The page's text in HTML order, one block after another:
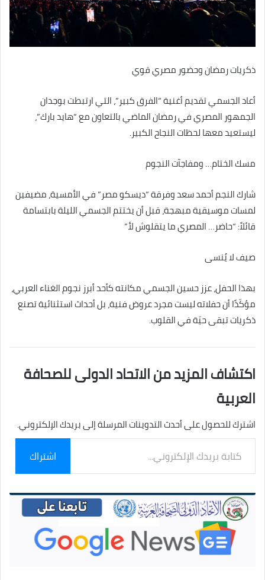
ذكريات رمضان وحضور مصري قوي
أعاد الجسمي تقديم أغنية “الفرق كبير”، التي ارتبطت بوجدان
الجمهور المصري في رمضان الماضي بالتعاون مع “هايد بارك”،
ليستعيد معها لحظات النجاح الكبير.
مسك الختام… ومفاجآت النجوم
شارك النجم أحمد سعد وفرقة “ديسكو مصر” في الأمسية، مضيفين
لمسات موسيقية مبهجة، قبل أن يختتم الجسمي الليلة بابتسامة
قائلاً: “حاضر… المصري ما يتقلوش لأ.”
صيف لا يُنسى
بهذا الحفل، عزز حسين الجسمي مكانته كأحد أبرز نجوم الغناء العربي،
مؤكّدًا أن حفلاته ليست مجرد عروض فنية، بل أحداث استثنائية تصنع
ذكريات تبقى حيّة في القلوب.
اكتشاف المزيد من الاتحاد الدولى للصحافة
العربية
اشترك للحصول على أحدث التدوينات المرسلة إلى بريدك الإلكتروني.
بريدك
الإلكتروني...
اشتراك